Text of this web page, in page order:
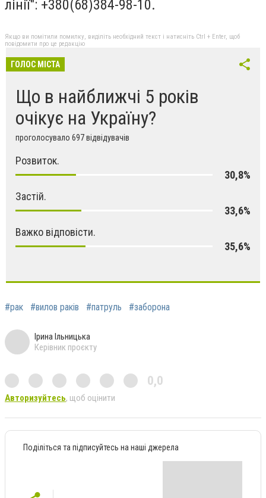
лінії": +380(68)384-98-10.
Якщо ви помітили помилку, виділіть необхідний текст і натисніть Ctrl + Enter, щоб
повідомити про це редакцію
ГОЛОС МІСТА
Що в найближчі 5 років
очікує на Україну?
проголосувало 697 відвідувачів
Розвиток.
30,8%
Застій.
33,6%
Важко відповісти.
35,6%
#рак #вилов раків #патруль #заборона
Ірина Ільницька
Керівник проєкту
0,0
Авторизуйтесь, щоб оцінити
Поділіться та підписуйтесь на наші джерела